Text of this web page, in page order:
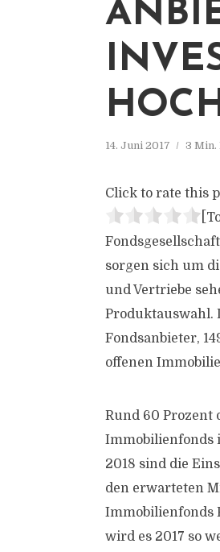
14. Juni 2017 3 Min.
Click to rate this
sorgen sich um
und Vertriebe
Produktauswahl.
Fondsanbieter,
offenen
Rund 60 Prozent
Immobilienfonds
2018 sind die
den erwarteten
Immobilienfonds
wird es 2017 so